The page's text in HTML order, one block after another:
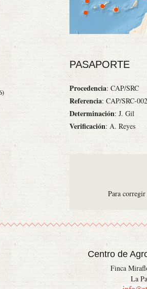
PASAPORTE
Procedencia: CAP/SRC
Referencia: CAP/SRC-002
Determinación: J. Gil
Verificación: A. Reyes
Para
Centro de
Finca
La